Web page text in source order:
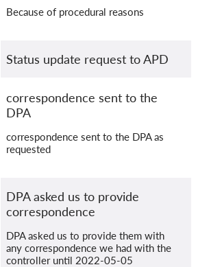
Because of procedural reasons
Status update request to APD
correspondence sent to the
DPA
correspondence sent to the DPA as
requested
DPA asked us to provide
correspondence
DPA asked us to provide them with
any correspondence we had with the
controller until 2022-05-05